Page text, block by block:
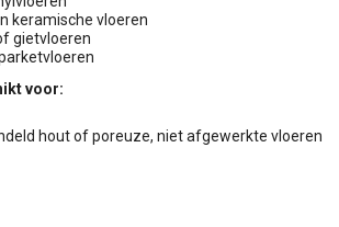
keramische vloeren
gietvloeren
voor:
hout of poreuze, niet afgewerkte vloeren